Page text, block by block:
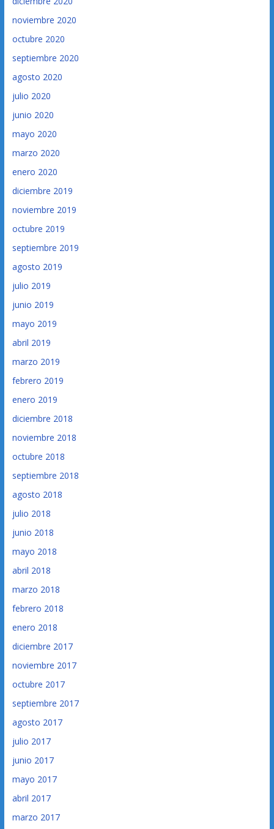
noviembre 2020
octubre 2020
septiembre 2020
agosto 2020
julio 2020
junio 2020
mayo 2020
marzo 2020
enero 2020
diciembre 2019
noviembre 2019
octubre 2019
septiembre 2019
agosto 2019
julio 2019
junio 2019
mayo 2019
abril 2019
marzo 2019
febrero 2019
enero 2019
diciembre 2018
noviembre 2018
octubre 2018
septiembre 2018
agosto 2018
julio 2018
junio 2018
mayo 2018
abril 2018
marzo 2018
febrero 2018
enero 2018
diciembre 2017
noviembre 2017
octubre 2017
septiembre 2017
agosto 2017
julio 2017
junio 2017
mayo 2017
abril 2017
marzo 2017